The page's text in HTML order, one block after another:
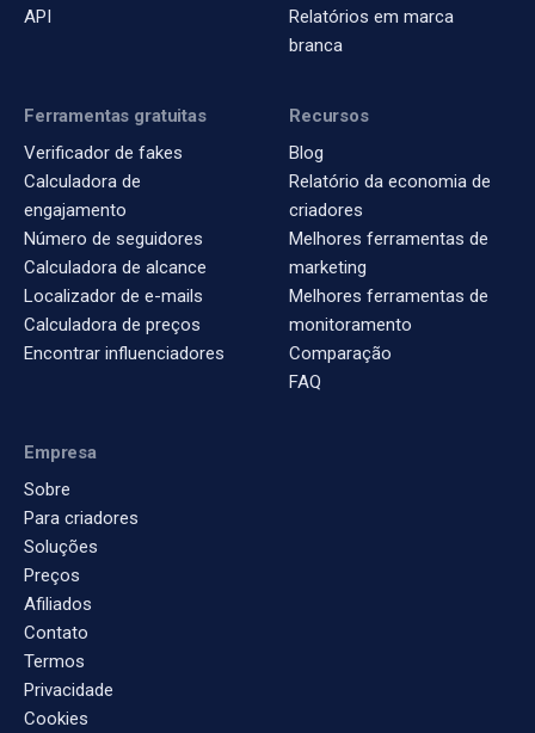
API
Relatórios em marca
branca
Ferramentas gratuitas
Verificador de fakes
Calculadora de
engajamento
Número de seguidores
Calculadora de alcance
Localizador de e-mails
Calculadora de preços
Encontrar influenciadores
Recursos
Blog
Relatório da economia de
criadores
Melhores ferramentas de
marketing
Melhores ferramentas de
monitoramento
Comparação
FAQ
Empresa
Sobre
Para criadores
Soluções
Preços
Afiliados
Contato
Termos
Privacidade
Cookies